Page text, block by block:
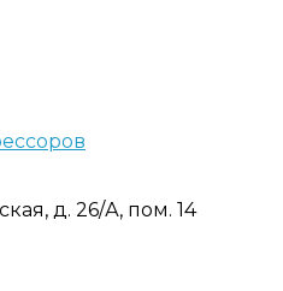
д. 26/А, пом. 14